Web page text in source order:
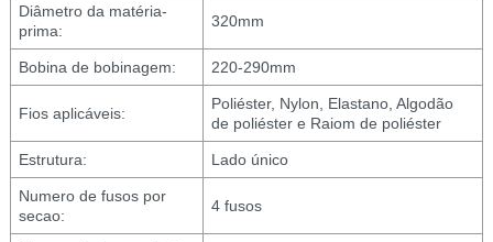
Diâmetro da matéria-
prima:
320mm
Bobina de bobinagem: 220-290mm
Fios aplicáveis:
Poliéster, Nylon, Elastano, Algodão
de poliéster e Raiom de poliéster
Estrutura: Lado único
Numero de fusos por
secao:
4 fusos